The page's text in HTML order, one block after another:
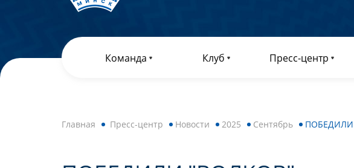
Команда Клуб Пресс-центр
Главная Пресс-центр Новости 2025 Сентябрь